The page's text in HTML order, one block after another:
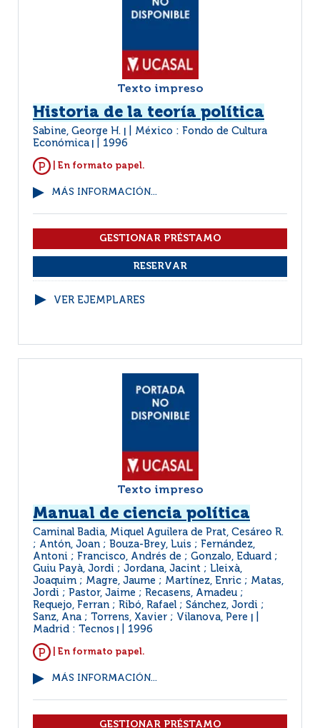
Texto impreso
Historia de la teoría política
Sabine, George H.
México : Fondo de Cultura
Económica
1996
| En formato papel.
MÁS INFORMACIÓN...
VER EJEMPLARES
Texto impreso
Manual de ciencia política
Caminal Badia, Miquel Aguilera de Prat, Cesáreo R.
; Antón, Joan ; Bouza-Brey, Luis ; Fernández,
Antoni ; Francisco, Andrés de ; Gonzalo, Eduard ;
Guiu Payà, Jordi ; Jordana, Jacint ; Lleixà,
Joaquim ; Magre, Jaume ; Martínez, Enric ; Matas,
Jordi ; Pastor, Jaime ; Recasens, Amadeu ;
Requejo, Ferran ; Ribó, Rafael ; Sánchez, Jordi ;
Sanz, Ana ; Torrens, Xavier ; Vilanova, Pere
Madrid : Tecnos 1996
| En formato papel.
MÁS INFORMACIÓN...